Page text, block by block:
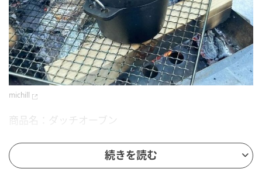
michill
商品名：ダッチオーブン
価格：￥1,100（税込）
続きを読む